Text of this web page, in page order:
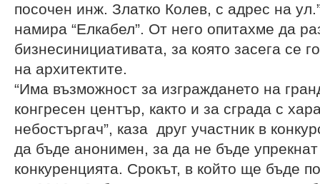
посочен инж. Златко Колев, с адрес на
намира “Елкабел”. От него опитахме да
бизнесинициативата, за която засега се
на архитектите.
“Има възможност за изграждането на
конгресен център, както и за сграда с
небостъргач”, каза друг участник в
да бъде анонимен, за да не бъде упрекнат
конкуренцията. Срокът, в който ще бъде